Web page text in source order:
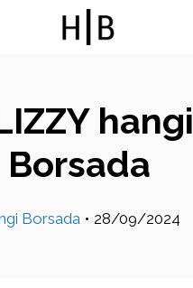
hangi
Borsada
Borsada • 28/09/2024